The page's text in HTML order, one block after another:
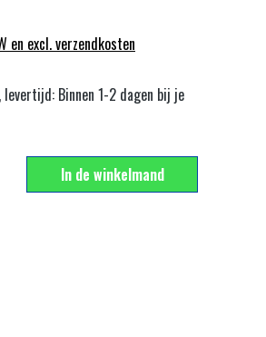
en excl. verzendkosten
levertijd: Binnen 1-2 dagen bij je
Voer de gewenste
In de winkelmand